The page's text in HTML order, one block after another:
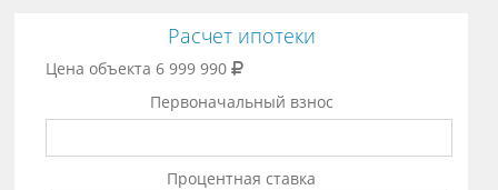
Расчет ипотеки
Цена объекта 6 999 990
Первоначальный взнос
Процентная ставка